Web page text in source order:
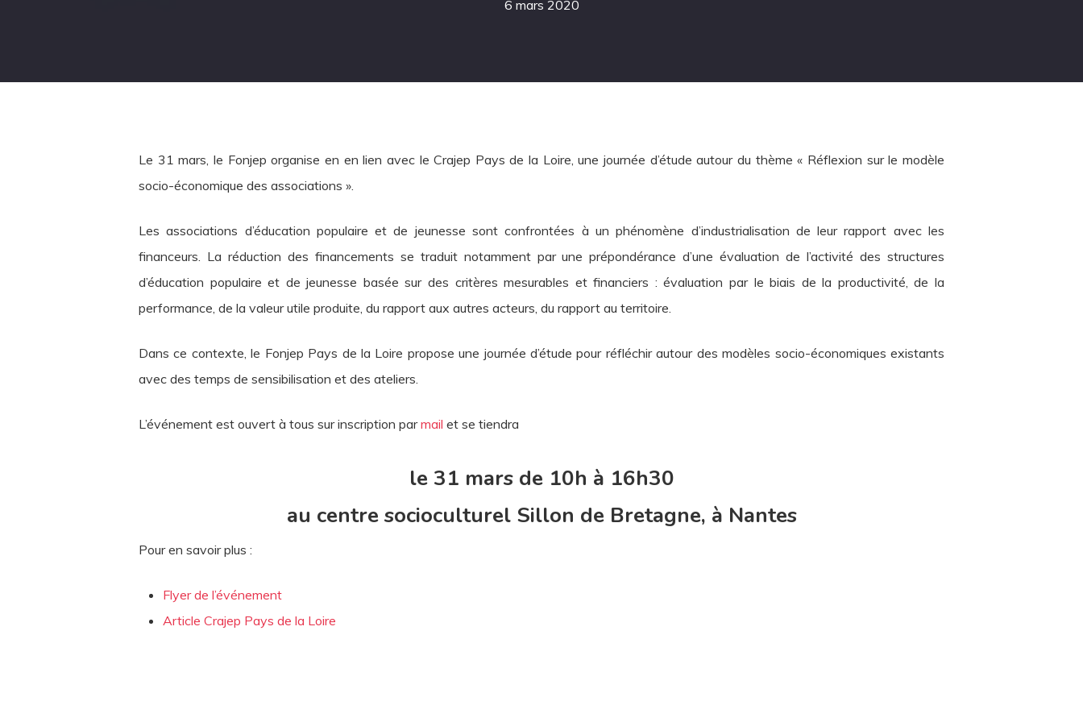
6 mars 2020
Le 31 mars, le Fonjep organise en en lien avec le Crajep Pays de la Loire, une journée d’étude autour du thème « Réflexion sur le modèle
socio-économique des associations ».
Les associations d’éducation populaire et de jeunesse sont confrontées à un phénomène d’industrialisation de leur rapport avec les
financeurs. La réduction des financements se traduit notamment par une prépondérance d’une évaluation de l’activité des structures
d’éducation populaire et de jeunesse basée sur des critères mesurables et financiers : évaluation par le biais de la productivité, de la
performance, de la valeur utile produite, du rapport aux autres acteurs, du rapport au territoire.
Dans ce contexte, le Fonjep Pays de la Loire propose une journée d’étude pour réfléchir autour des modèles socio-économiques existants
avec des temps de sensibilisation et des ateliers.
L’événement est ouvert à tous sur inscription parmail et se tiendra
le 31 mars de 10h à 16h30
au centre socioculturel Sillon de Bretagne, à Nantes
Pour en savoir plus :
Flyer de l’événement
Article Crajep Pays de la Loire